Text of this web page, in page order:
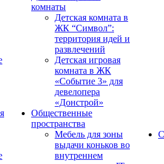
комнаты
Детская комната в
ЖК “Символ”:
территория идей и
развлечений
Детская игровая
комната в ЖК
«Событие 3» для
девелопера
«Донстрой»
Общественные
пространства
Мебель для зоны
выдачи коньков во
внутреннем